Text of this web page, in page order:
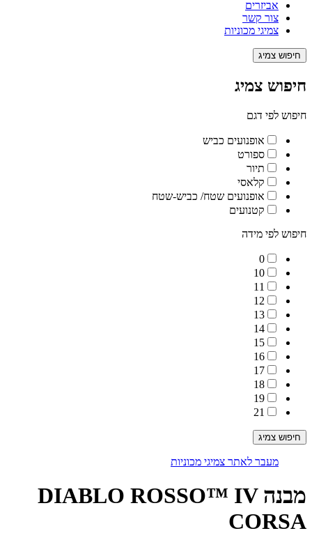
אביזרים
צור קשר
צמיגי מכוניות
חיפוש צמיג
חיפוש צמיג
חיפוש לפי דגם
אופנועים כביש
ספורט
תיור
קלאסי
אופנועים שטח/ כביש-שטח
קטנועים
חיפוש לפי מידה
0
10
11
12
13
14
15
16
17
18
19
21
מעבר לאתר צמיגי מכוניות
מבנה DIABLO ROSSO™ IV
CORSA